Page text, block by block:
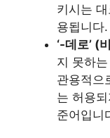
키시는
용됩니다.
‘-데로’ (
지 못하
관용적으
는 허용
준어입니